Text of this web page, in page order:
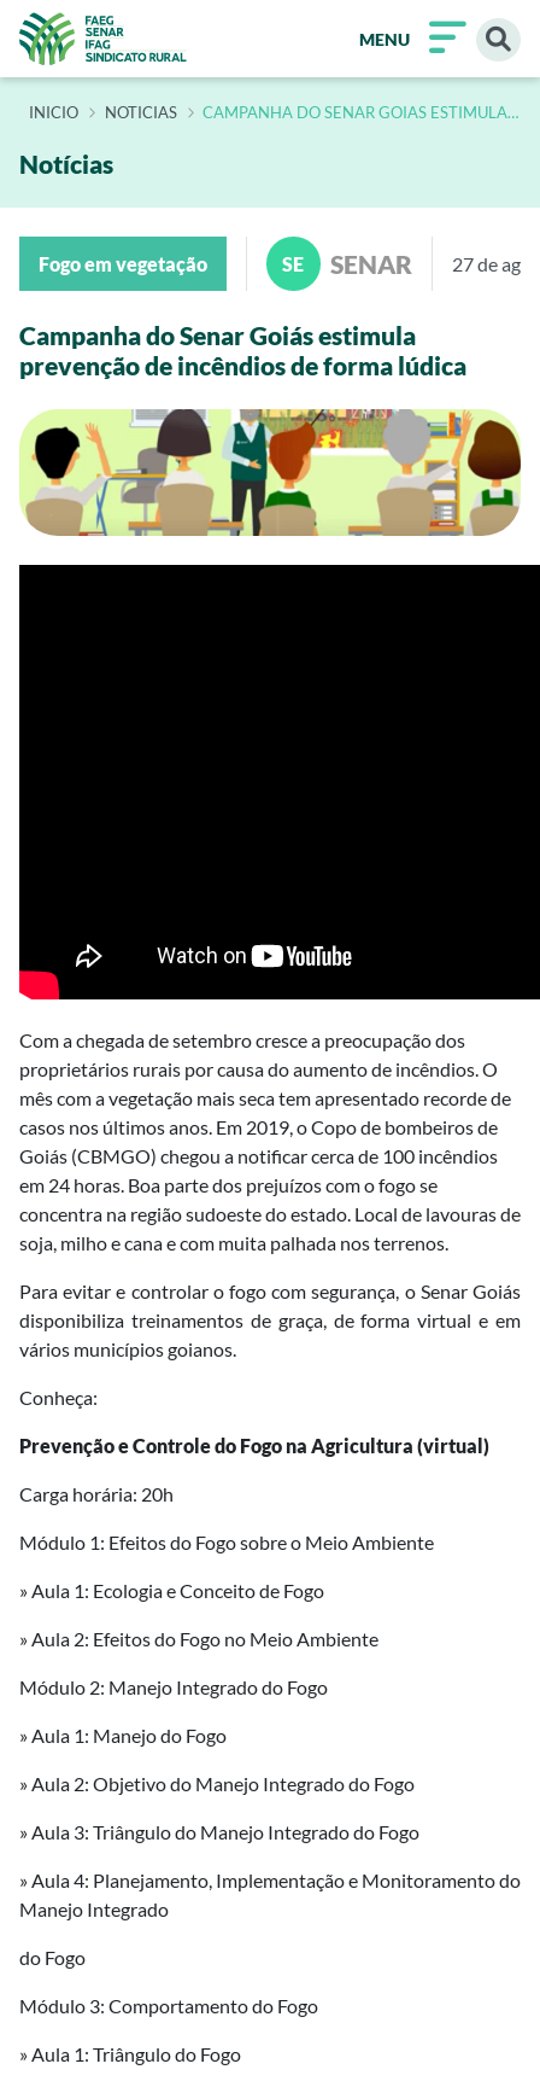
MENU
INÍCIO NOTICIAS CAMPANHA DO SENAR GOIAS ESTIMULA
Notícias
Fogo em vegetação SE SENAR 27 de
Campanha do Senar Goiás estimula
prevenção de incêndios de forma lúdica
Com a chegada de setembro cresce a preocupação dos
proprietários rurais por causa do aumento de incêndios. O
mês com a vegetação mais seca tem apresentado recorde de
casos nos últimos anos. Em 2019, o Copo de bombeiros de
Goiás (CBMGO) chegou a notificar cerca de 100 incêndios
em 24 horas. Boa parte dos prejuízos com o fogo se
concentra na região sudoeste do estado. Local de lavouras de
soja, milho e cana e com muita palhada nos terrenos.
Para evitar e controlar o fogo com segurança, o Senar Goiás
disponibiliza treinamentos de graça, de forma virtual e em
vários municípios goianos.
Conheça:
Prevenção e Controle do Fogo na Agricultura (virtual)
Carga horária: 20h
Módulo 1: Efeitos do Fogo sobre o Meio Ambiente
» Aula 1: Ecologia e Conceito de Fogo
» Aula 2: Efeitos do Fogo no Meio Ambiente
Módulo 2: Manejo Integrado do Fogo
» Aula 1: Manejo do Fogo
» Aula 2: Objetivo do Manejo Integrado do Fogo
» Aula 3: Triângulo do Manejo Integrado do Fogo
» Aula 4: Planejamento, Implementação e Monitoramento do
Manejo Integrado
do Fogo
Módulo 3: Comportamento do Fogo
» Aula 1: Triângulo do Fogo